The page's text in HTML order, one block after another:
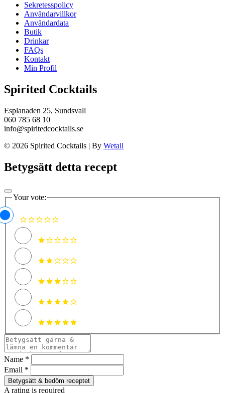
Sekretesspolicy
Användarvillkor
Användardata
Butik
Drinkar
FAQs
Kontakt
Min Profil
Spirited Cocktails
Esplanaden 25, Sundsvall
060 785 68 10
info@spiritedcocktails.se
© 2026 Spirited Cocktails | By Wetail
Betygsätt detta recept
Your vote:
Name *
Email *
Betygsätt & bedöm receptet
A rating is required